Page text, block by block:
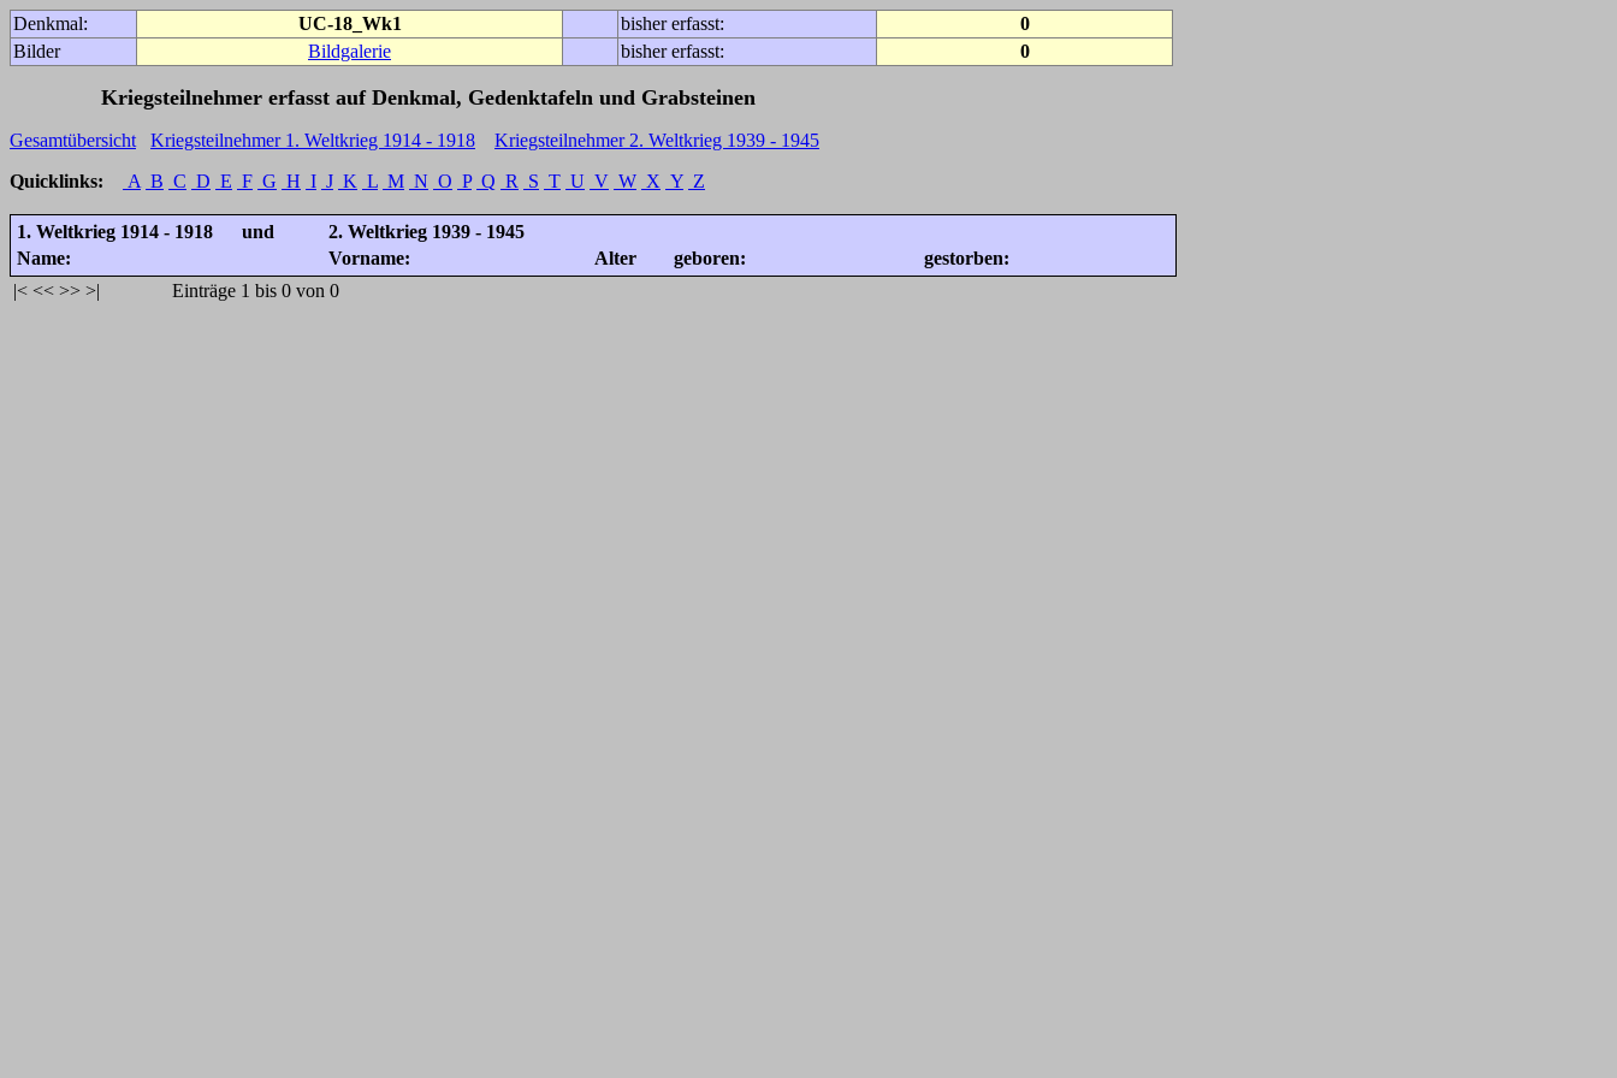
Denkmal: UC-18_Wk1 bisher erfasst:
0
Bilder
Bildgalerie bisher erfasst: 0
Kriegsteilnehmer erfasst auf Denkmal, Gedenktafeln und Grabsteinen
Gesamtübersicht Kriegsteilnehmer 1. Weltkrieg 1914 - 1918
Kriegsteilnehmer 2. Weltkrieg 1939 - 1945
Quicklinks:
A B C D E F G H I J K L M N O P Q R S T U V W X Y Z
1. Weltkrieg 1914 - 1918 und
2. Weltkrieg 1939 - 1945
Name:
Vorname: Alter geboren:
gestorben:
|< << >> >| Einträge 1 bis 0 von 0